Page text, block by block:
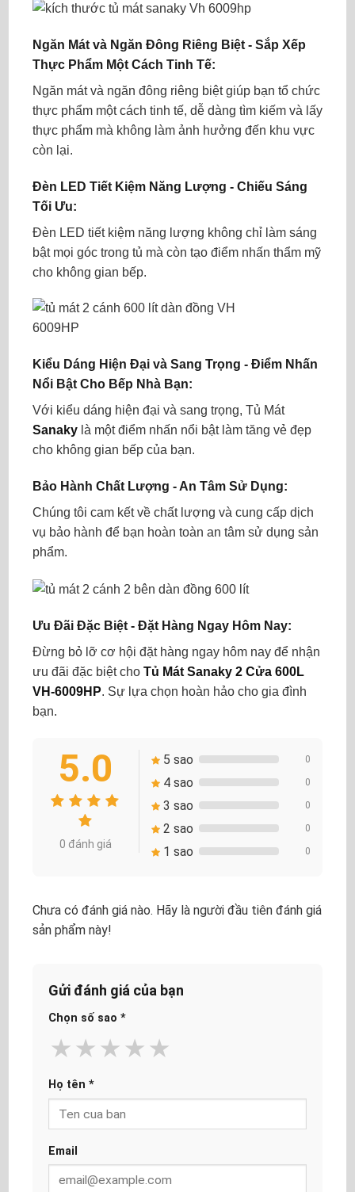
Ngăn Mát và Ngăn Đông Riêng Biệt - Sắp Xếp
Thực Phẩm Một Cách Tinh Tế:
Ngăn mát và ngăn đông riêng biệt giúp bạn tổ chức
thực phẩm một cách tinh tế, dễ dàng tìm kiếm và lấy
thực phẩm mà không làm ảnh hưởng đến khu vực
còn lại.
Đèn LED Tiết Kiệm Năng Lượng - Chiếu Sáng
Tối Ưu:
Đèn LED tiết kiệm năng lượng không chỉ làm sáng
bật mọi góc trong tủ mà còn tạo điểm nhấn thẩm mỹ
cho không gian bếp.
Kiểu Dáng Hiện Đại và Sang Trọng - Điểm Nhấn
Nổi Bật Cho Bếp Nhà Bạn:
Với kiểu dáng hiện đại và sang trọng, Tủ Mát
Sanaky là một điểm nhấn nổi bật làm tăng vẻ đẹp
cho không gian bếp của bạn.
Bảo Hành Chất Lượng - An Tâm Sử Dụng:
Chúng tôi cam kết về chất lượng và cung cấp dịch
vụ bảo hành để bạn hoàn toàn an tâm sử dụng sản
phẩm.
Ưu Đãi Đặc Biệt - Đặt Hàng Ngay Hôm Nay:
Đừng bỏ lỡ cơ hội đặt hàng ngay hôm nay để nhận
ưu đãi đặc biệt cho Tủ Mát Sanaky 2 Cửa 600L
VH-6009HP. Sự lựa chọn hoàn hảo cho gia đình
bạn.
5.0
0 đánh giá
5 sao 0
4 sao 0
3 sao 0
2 sao 0
1 sao 0
Chưa có đánh giá nào. Hãy là người đầu tiên đánh giá
sản phẩm này!
Gửi đánh giá của bạn
Chọn số sao *
★
★
★
★
★
Họ tên *
Email